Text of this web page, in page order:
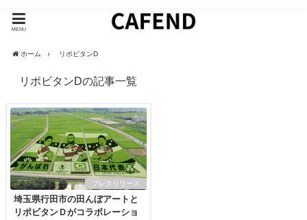
MENU
ホーム リポビタンD
リポビタンDの記事一覧
プレスリリース
埼玉県行田市の田んぼアートと
リポビタンＤがコラボレーショ